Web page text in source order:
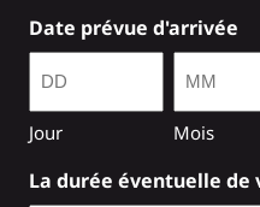
Date prévue d'arrivée
Jour Mois
La durée éventuelle de